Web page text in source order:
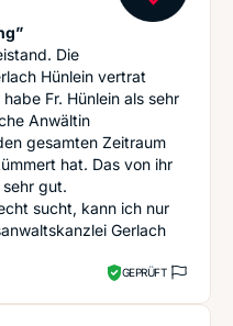
Die
Hünlein vertrat
Fr. Hünlein als sehr
Anwältin
gesamten Zeitraum
hat. Das von ihr
gut.
sucht, kann ich nur
Gerlach
GEPRÜFT